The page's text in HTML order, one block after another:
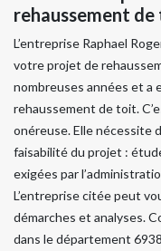
rehaussement
L’entreprise Raphael
votre projet de
nombreuses années et a
rehaussement de toit.
onéreuse. Elle nécessite
faisabilité du projet :
exigées par
L’entreprise citée peut
démarches et analyses.
dans le département